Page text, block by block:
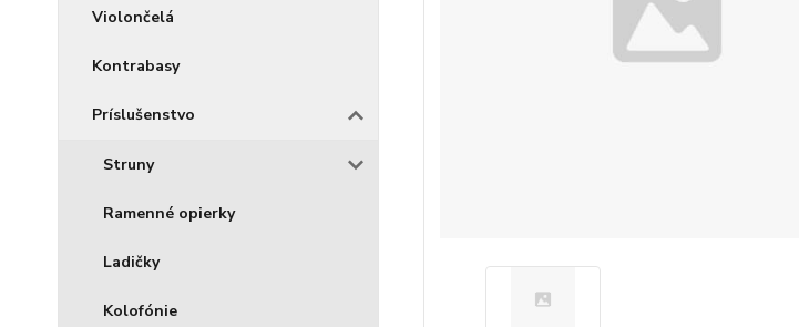
Violončelá
Kontrabasy
Príslušenstvo
Struny
Ramenné opierky
Ladičky
Kolofónie